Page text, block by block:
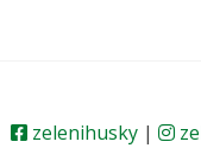
zelenihusky|